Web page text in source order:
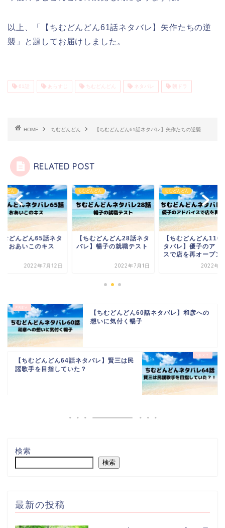
以上、「【ちむどんどん61話ネタバレ】矢作たちの逆
襲」と題してお届けしました。
61話 あらすじ ちむどんどん ネタバレ 朝ドラ
HOME ちむどんどん 【ちむどんどん61話ネタバレ】矢作たちの逆襲
RELATED POST
んどん
むどんどん65話ネタ
】おあいこのキス
2022年7月12日
ちむどんどん
【ちむどんどん28話ネタ
バレ】暢子の就職テスト
2022年7月1日
ちむどんどん
【ちむどんどん110
タバレ】優子のアド
スで店を再オープン
2022年9
【ちむどんどん60話ネタバレ】和彦への
想いに気付く暢子
【ちむどんどん64話ネタバレ】賢三は民
謡歌手を目指していた？
検索
検索
最新の投稿